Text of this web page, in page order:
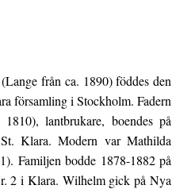
från ca. 1890) föddes den
församling i Stockholm. Fadern
lantbrukare, boendes på
Klara. Modern var Mathilda
Familjen bodde 1878-1882 på
2 i Klara. Wilhelm gick på Nya